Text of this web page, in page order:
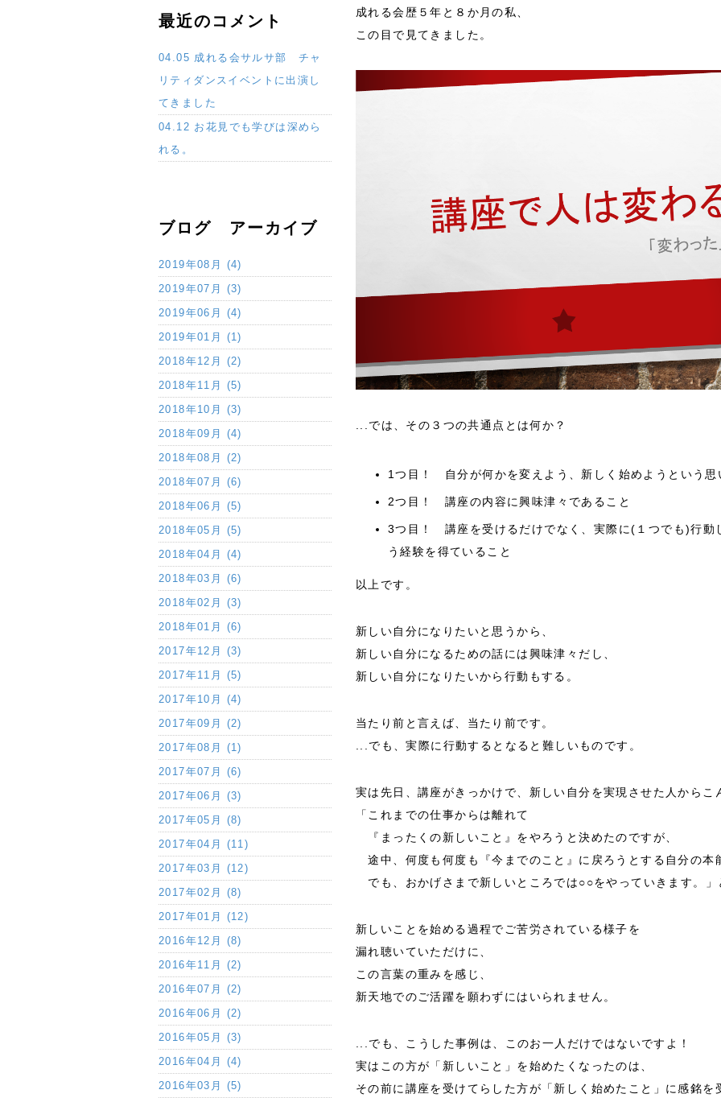
成れる会歴５年と８か月の私、
この目で見てきました。
...では、その３つの共通点とは何か？
1つ目！ 自分が何かを変えよう、新しく始めようという
2つ目！ 講座の内容に興味津々であること
3つ目！ 講座を受けるだけでなく、実際に(１つでも)行動
う経験を得ていること
以上です。
新しい自分になりたいと思うから、
新しい自分になるための話には興味津々だし、
新しい自分になりたいから行動もする。
当たり前と言えば、当たり前です。
...でも、実際に行動するとなると難しいものです。
実は先日、講座がきっかけで、新しい自分を実現させた人から
「これまでの仕事からは離れて
『まったくの新しいこと』をやろうと決めたのですが、
途中、何度も何度も『今までのこと』に戻ろうとする自分の本
でも、おかげさまで新しいところでは○○をやっていきます。」
新しいことを始める過程でご苦労されている様子を
漏れ聴いていただけに、
この言葉の重みを感じ、
新天地でのご活躍を願わずにはいられません。
...でも、こうした事例は、このお一人だけではないですよ！
実はこの方が「新しいこと」を始めたくなったのは、
その前に講座を受けてらした方が「新しく始めたこと」に感銘
最近のコメント
04.05 成れる会サルサ部 チャ
リティダンスイベントに出演し
てきました
04.12 お花見でも学びは深めら
れる。
ブログ アーカイブ
2019年08月 (4)
2019年07月 (3)
2019年06月 (4)
2019年01月 (1)
2018年12月 (2)
2018年11月 (5)
2018年10月 (3)
2018年09月 (4)
2018年08月 (2)
2018年07月 (6)
2018年06月 (5)
2018年05月 (5)
2018年04月 (4)
2018年03月 (6)
2018年02月 (3)
2018年01月 (6)
2017年12月 (3)
2017年11月 (5)
2017年10月 (4)
2017年09月 (2)
2017年08月 (1)
2017年07月 (6)
2017年06月 (3)
2017年05月 (8)
2017年04月 (11)
2017年03月 (12)
2017年02月 (8)
2017年01月 (12)
2016年12月 (8)
2016年11月 (2)
2016年07月 (2)
2016年06月 (2)
2016年05月 (3)
2016年04月 (4)
2016年03月 (5)